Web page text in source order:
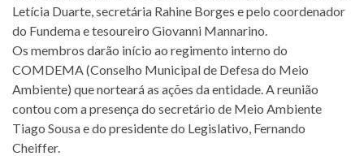
Letícia Duarte, secretária Rahine Borges e pelo coordenador
do Fundema e tesoureiro Giovanni Mannarino.
Os membros darão início ao regimento interno do
COMDEMA (Conselho Municipal de Defesa do Meio
Ambiente) que norteará as ações da entidade. A reunião
contou com a presença do secretário de Meio Ambiente
Tiago Sousa e do presidente do Legislativo, Fernando
Cheiffer.